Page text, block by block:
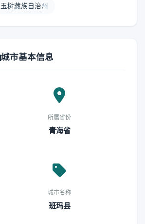
玉树藏族自治州
城市基本信息
所属省份
青海省
城市名称
班玛县